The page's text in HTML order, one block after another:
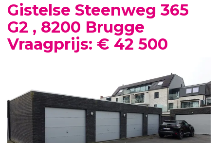
Gistelse Steenweg 365
G2 , 8200 Brugge
Vraagprijs: € 42 500